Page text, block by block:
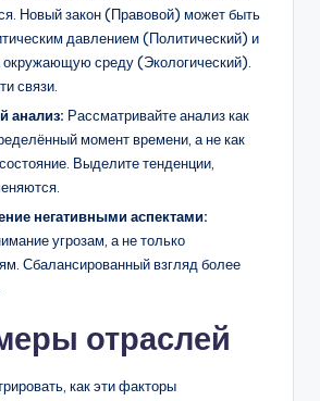
Новый закон (Правовой) может быть
давлением (Политический) и
окружающую среду (Экологический).
связи.
анализ: Рассматривайте анализ как
момент времени, а не как
Выделите тенденции,
негативными аспектами:
угрозам, а не только
Сбалансированный взгляд более
отраслей
как эти факторы